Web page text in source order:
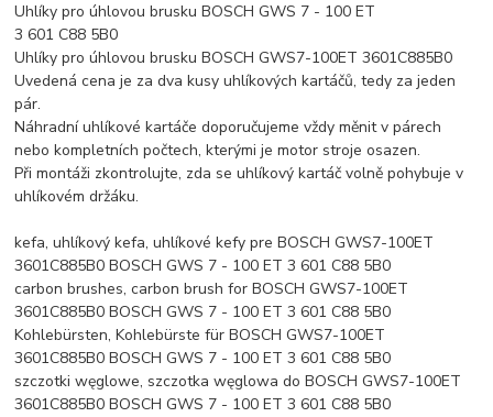
Uhlíky pro úhlovou brusku BOSCH GWS 7 - 100 ET
3 601 C88 5B0
Uhlíky pro úhlovou brusku BOSCH GWS7-100ET 3601C885B0
Uvedená cena je za dva kusy uhlíkových kartáčů, tedy za jeden
pár.
Náhradní uhlíkové kartáče doporučujeme vždy měnit v párech
nebo kompletních počtech, kterými je motor stroje osazen.
Při montáži zkontrolujte, zda se uhlíkový kartáč volně pohybuje v
uhlíkovém držáku.
kefa, uhlíkový kefa, uhlíkové kefy pre BOSCH GWS7-100ET
3601C885B0 BOSCH GWS 7 - 100 ET 3 601 C88 5B0
carbon brushes, carbon brush for BOSCH GWS7-100ET
3601C885B0 BOSCH GWS 7 - 100 ET 3 601 C88 5B0
Kohlebürsten, Kohlebürste für BOSCH GWS7-100ET
3601C885B0 BOSCH GWS 7 - 100 ET 3 601 C88 5B0
szczotki węglowe, szczotka węglowa do BOSCH GWS7-100ET
3601C885B0 BOSCH GWS 7 - 100 ET 3 601 C88 5B0